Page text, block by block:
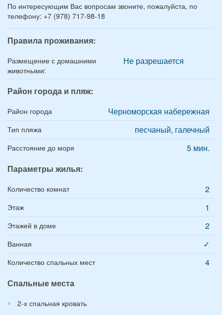
По интересующим Вас вопросам звоните, пожалуйста, по
телефону: +7 (978) 717-98-18
Правила проживания:
Размещение с домашними
животными:
Не разрешается
Район города и пляж:
Район города Черноморская набережная
Тип пляжа песчаный, галечный
Расстояние до моря
5 мин.
Параметры жилья:
Количество комнат 2
Этаж 1
Этажей в доме 2
Ванная ✓
Количество спальных мест
4
Спальные места
2-х спальная кровать